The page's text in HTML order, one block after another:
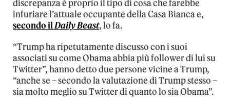
discrepanza è proprio il tipo di cosa che farebbe
infuriare l’attuale occupante della Casa Bianca e,
secondo ilDaily Beast, lo fa.
“Trump ha ripetutamente discusso con i suoi
associati su come Obama abbia più follower di lui su
Twitter”, hanno detto due persone vicine a Trump,
“anche se – secondo la valutazione di Trump stesso –
sia molto meglio su Twitter di quanto lo sia Obama”.